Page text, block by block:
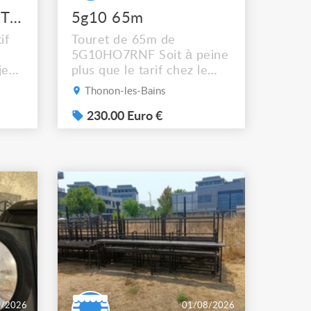
12x Lustr Selador ETC Led 7x colors filtres 5g10 65m
Touret de 65m de
5G10HO7RNF Soit à peine
plus que le tarif chez le
récupérateur Mais
sup sur demande ça ne
passe pas sur l’annonce
Thonon-les-Bains
230.00 Euro €
2026 01/08/2026